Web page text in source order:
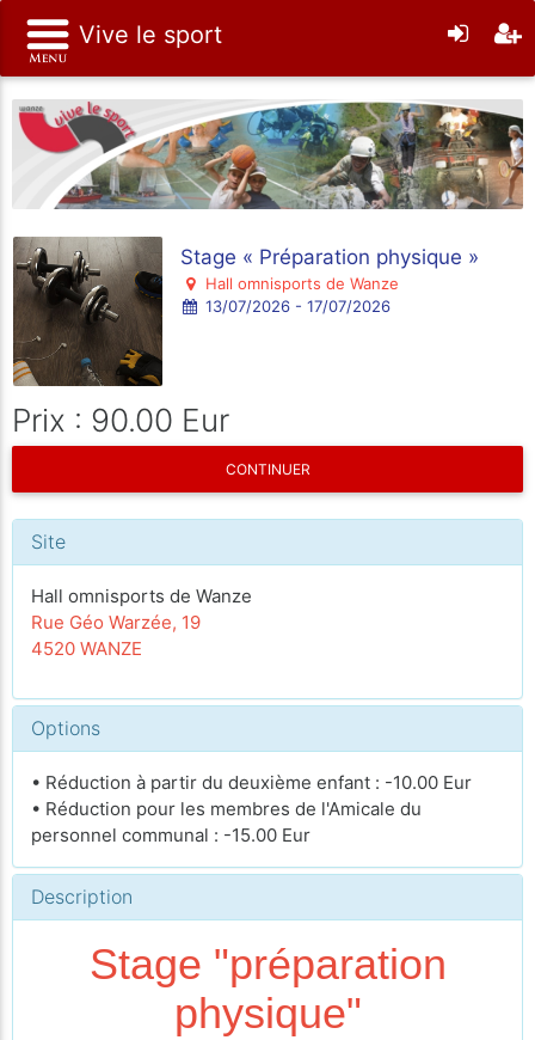
Vive le sport
Stage « Préparation physique »
Hall omnisports de Wanze
13/07/2026 - 17/07/2026
Prix : 90.00 Eur
CONTINUER
Site
Hall omnisports de Wanze
Rue Géo Warzée, 19
4520 WANZE
Options
• Réduction à partir du deuxième enfant : -10.00 Eur
• Réduction pour les membres de l'Amicale du
personnel communal : -15.00 Eur
Description
Stage "préparation
physique"